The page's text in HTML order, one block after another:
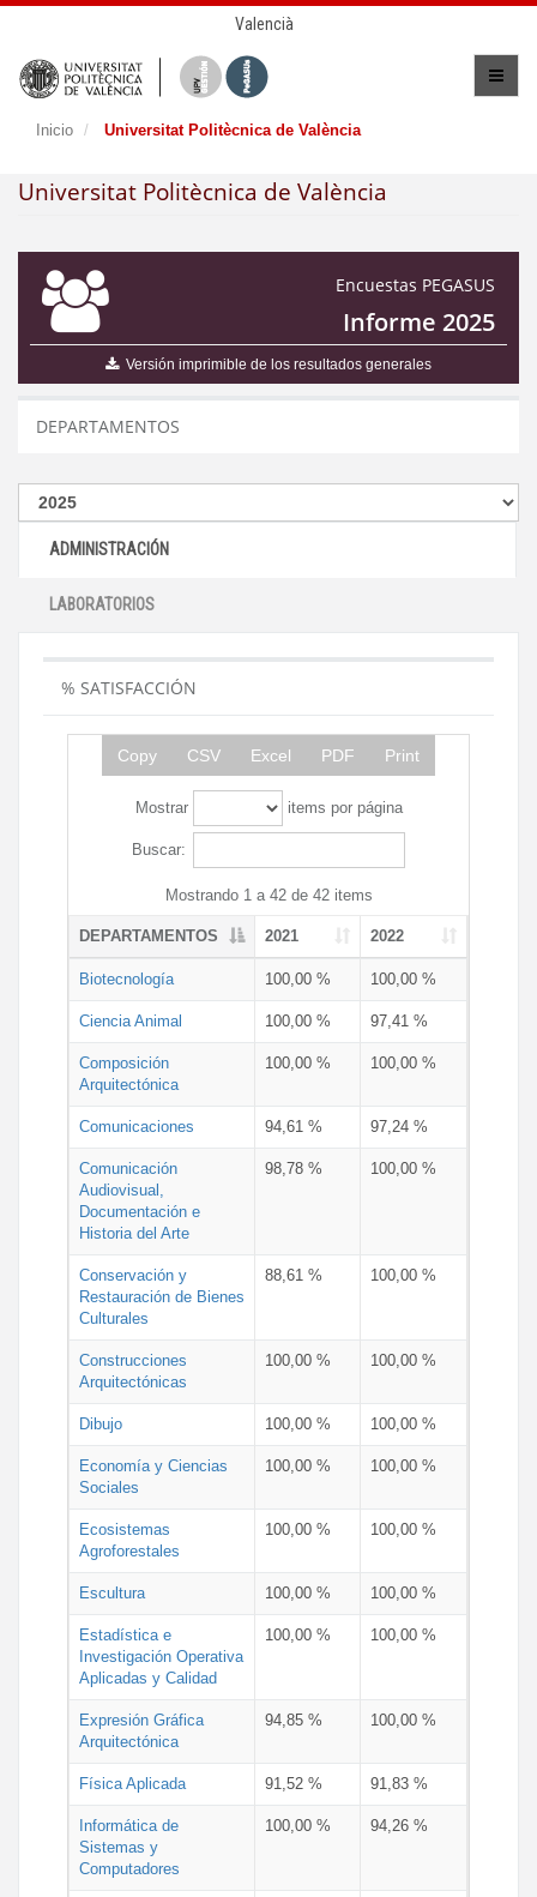
Valencià
Inicio Universitat Politècnica de València
Universitat Politècnica de València
Encuestas PEGASUS
Informe 2025
Versión imprimible de los resultados generales
DEPARTAMENTOS
ADMINISTRACIÓN
LABORATORIOS
% SATISFACCIÓN
Copy CSV Excel PDF Print
Mostrar items por página
Buscar:
Mostrando 1 a 42 de 42 items
DEPARTAMENTOS 2021 2022
Biotecnología 100,00 % 100,00 %
Ciencia Animal 100,00 % 97,41 %
Composición
Arquitectónica
100,00 % 100,00 %
Comunicaciones 94,61 % 97,24 %
Comunicación
Audiovisual,
Documentación e
Historia del Arte
98,78 % 100,00 %
Conservación y
Restauración de Bienes
Culturales
88,61 % 100,00 %
Construcciones
Arquitectónicas
100,00 % 100,00 %
Dibujo 100,00 % 100,00 %
Economía y Ciencias
Sociales
100,00 % 100,00 %
Ecosistemas
Agroforestales
100,00 % 100,00 %
Escultura 100,00 % 100,00 %
Estadística e
Investigación Operativa
Aplicadas y Calidad
100,00 % 100,00 %
Expresión Gráfica
Arquitectónica
94,85 % 100,00 %
Física Aplicada 91,52 % 91,83 %
Informática de
Sistemas y
Computadores
100,00 % 94,26 %